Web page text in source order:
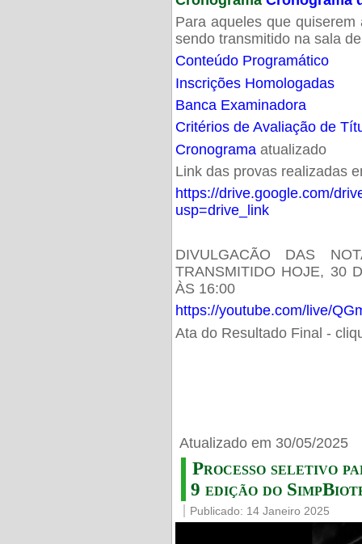
Para aqueles que
sendo transmitido na sala
Conteúdo Programático
Inscrições Homologadas
Banca Examinadora
Critérios de Avaliação de
Cronogramaatualizado
Link das provas realizadas
https://drive.google.com/
usp=drive_link
DIVULGACÃO DAS
TRANSMITIDO HOJE, 30
ÀS 16:00
https://youtube.com/live/
Ata do Resultado Final -
Atualizado em 30/05/2025
Processo seletivo
9 edição do
Publicado: 14 Janeiro 2025